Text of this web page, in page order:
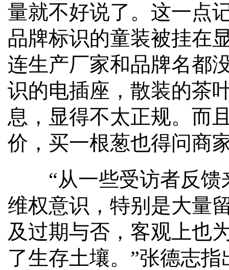
量就不好说了。这一点
品牌标识的童装被挂在
连生产厂家和品牌名都
识的电插座，散装的茶
息，显得不太正规。而
价，买一根葱也得问商
“从一些受访者反馈
维权意识，特别是大量
及过期与否，客观上也
了生存土壤。”张德志